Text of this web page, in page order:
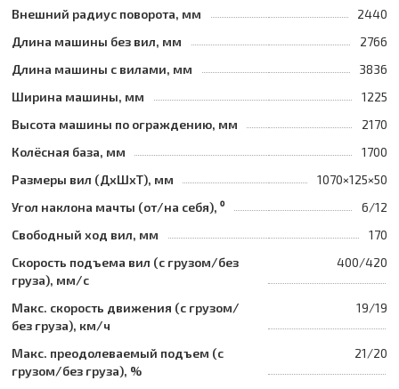
Внешний радиус поворота, мм
2440
Длина машины без вил, мм
2766
Длина машины с вилами, мм
3836
Ширина машины, мм
1225
Высота машины по ограждению, мм
2170
Колёсная база, мм
1700
Размеры вил (ДхШхТ), мм
1070×125×50
Угол наклона мачты (от/на себя), ⁰
6/12
Свободный ход вил, мм
170
Скорость подъема вил (с грузом/без
груза), мм/с
400/420
Макс. скорость движения (с грузом/
без груза), км/ч
19/19
Макс. преодолеваемый подъем (с
грузом/без груза), %
21/20